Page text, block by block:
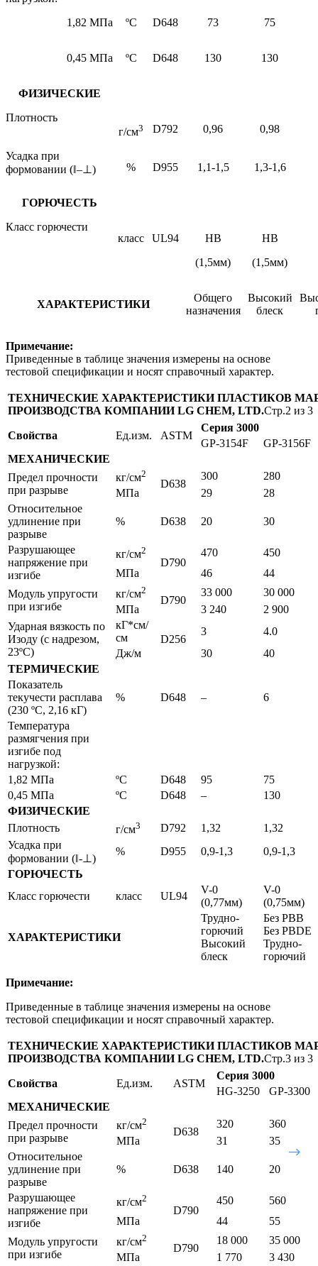
1,82 МПа
ºС D648 73 75
0,45 МПа ºС D648 130 130
ФИЗИЧЕСКИЕ
Плотность
г/см3 D792 0,96 0,98
Усадка при
формовании (‖– ⊥ ) % D955 1,1-1,5 1,3-1,6
ГОРЮЧЕСТЬ
Класс горючести
класс
UL94
НВ
(1,5мм)
НВ
(1,5мм)
ХАРАКТЕРИСТИКИ
Общего
назначения
Высокий
блеск
Примечание:
Приведенные в таблице значения измерены на основе
тестовой спецификации и носят справочный характер.
ТЕХНИЧЕСКИЕ ХАРАКТЕРИСТИКИ ПЛАСТИКОВ
ПРОИЗВОДСТВА КОМПАНИИ LG CHEM, LTD.Стр.2 из 3
Свойства Ед.изм. ASTM
Серия 3000
GP-3154F
GP-3156F
МЕХАНИЧЕСКИЕ
Предел прочности
при разрыве
кг/см2
D638
300
280
МПа
29
28
Относительное
удлинение при
разрыве
% D638 20 30
Разрушающее
напряжение при
изгибе
кг/см2
D790
470
450
МПа
46
44
Модуль упругости
при изгибе
кг/см2
D790
33 000
30 000
МПа
3 240
2 900
Ударная вязкость по
Изоду (с надрезом,
23ºС)
кГ*см/
см
D256
3
4.0
Дж/м
30
40
ТЕРМИЧЕСКИЕ
Показатель
текучести расплава
(230 ºС, 2,16 кГ)
% D648 – 6
Температура
размягчения при
изгибе под
нагрузкой:
1,82 МПа
ºС D648 95
75
0,45 МПа
ºС D648 –
130
ФИЗИЧЕСКИЕ
Плотность
г/см3 D792 1,32
1,32
Усадка при
формовании (‖-⊥)
% D955 0,9-1,3
0,9-1,3
ГОРЮЧЕСТЬ
Класс горючести
класс UL94
V-0
(0,77мм)
V-0
(0,75мм)
ХАРАКТЕРИСТИКИ
Трудно-
горючий
Высокий
блеск
Без PBB
Без PBDE
Трудно-
горючий
Примечание:
Приведенные в таблице значения измерены на основе
тестовой спецификации и носят справочный характер.
ТЕХНИЧЕСКИЕ ХАРАКТЕРИСТИКИ ПЛАСТИКОВ
ПРОИЗВОДСТВА КОМПАНИИ LG CHEM, LTD.Стр.3 из 3
Свойства Ед.изм. ASTM
Серия 3000
HG-3250
GP-3300
МЕХАНИЧЕСКИЕ
Предел прочности
при разрыве
кг/см2
D638
320
360
МПа
31
35
Относительное
удлинение при
разрыве
% D638 140 20
Разрушающее
напряжение при
изгибе
кг/см2
D790
450
560
МПа
44
55
Модуль упругости
при изгибе
кг/см2
D790
18 000
35 000
МПа
1 770
3 430